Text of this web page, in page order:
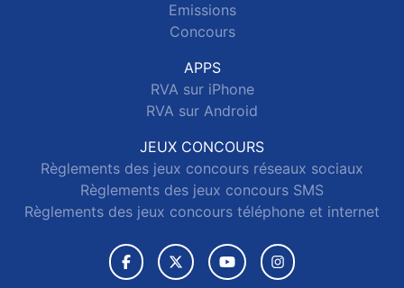
Emissions
Concours
APPS
RVA sur iPhone
RVA sur Android
JEUX CONCOURS
Règlements des jeux concours réseaux sociaux
Règlements des jeux concours SMS
Règlements des jeux concours téléphone et internet